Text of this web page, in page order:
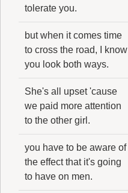
tolerate you.
but when it comes time
to cross the road, I know
you look both ways.
She's all upset 'cause
we paid more attention
to the other girl.
you have to be aware of
the effect that it's going
to have on men.